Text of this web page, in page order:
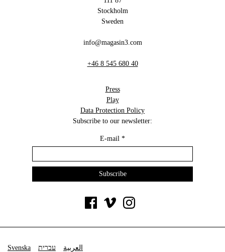
Stockholm
Sweden
info@magasin3.com
+46 8 545 680 40
Press
Play
Data Protection Policy
Subscribe to our newsletter:
E-mail *
Svenska עברית العربية